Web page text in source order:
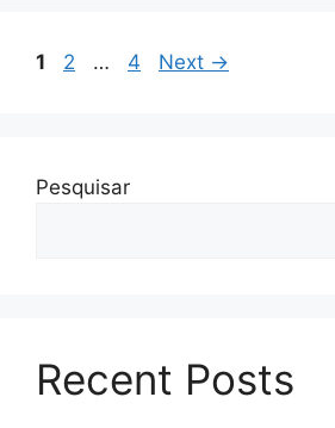
1 2 … 4 Next →
Pesquisar
Recent Posts